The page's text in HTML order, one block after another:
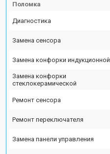
Поломка
Диагностика
Замена сенсора
Замена конфорки индукционной
Замена конфорки
стеклокерамической
Ремонт сенсора
Ремонт переключателя
Замена панели управления